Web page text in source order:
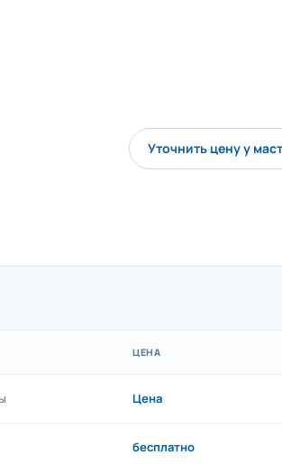
Уточнить цену у
ЦЕНА
Цена
бесплатно